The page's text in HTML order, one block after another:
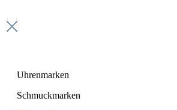
Uhrenmarken
Schmuckmarken